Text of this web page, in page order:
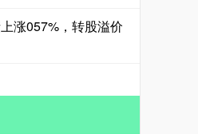
涨057%，转股溢价